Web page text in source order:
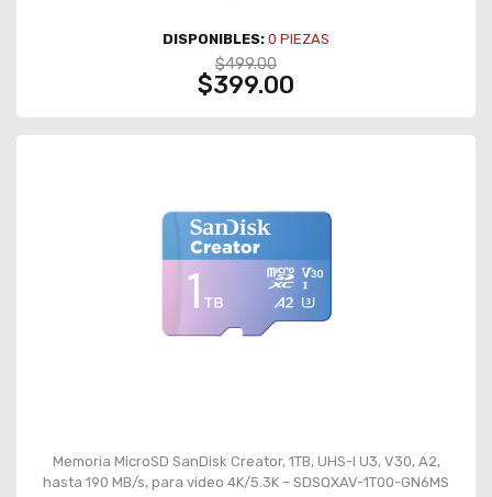
DISPONIBLES: 0 PIEZAS
$499.00
$399.00
Memoria MicroSD SanDisk Creator, 1TB, UHS-I U3, V30, A2,
hasta 190 MB/s, para video 4K/5.3K – SDSQXAV-1T00-GN6MS